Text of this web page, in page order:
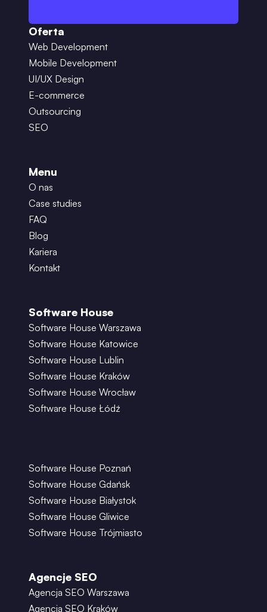
Oferta
Web Development
Mobile Development
UI/UX Design
E-commerce
Outsourcing
SEO
Menu
O nas
Case studies
FAQ
Blog
Kariera
Kontakt
Software House
Software House Warszawa
Software House Katowice
Software House Lublin
Software House Kraków
Software House Wrocław
Software House Łódź
Software House Poznań
Software House Gdańsk
Software House Białystok
Software House Gliwice
Software House Trójmiasto
Agencje SEO
Agencja SEO Warszawa
Agencja SEO Kraków